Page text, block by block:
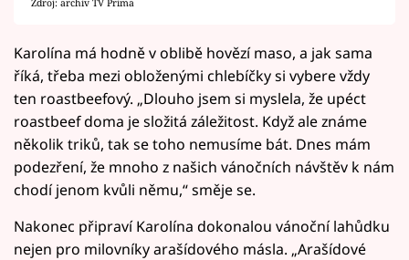
Karolína má hodně v oblibě hovězí maso, a jak sama
říká, třeba mezi obloženými chlebíčky si vybere vždy
ten roastbeefový. „Dlouho jsem si myslela, že upéct
roastbeef doma je složitá záležitost. Když ale známe
několik triků, tak se toho nemusíme bát. Dnes mám
podezření, že mnoho z našich vánočních návštěv k nám
chodí jenom kvůli němu,“ směje se.
Nakonec připraví Karolína dokonalou vánoční lahůdku
nejen pro milovníky arašídového másla. „Arašídové